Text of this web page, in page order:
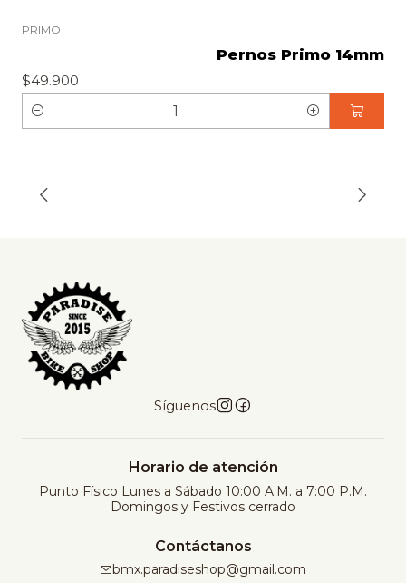
PRIMO
Pernos Primo 14mm
$49.900
Síguenos
Horario de atención
Punto Físico Lunes a Sábado 10:00 A.M. a 7:00 P.M.
Domingos y Festivos cerrado
Contáctanos
bmx.paradiseshop@gmail.com